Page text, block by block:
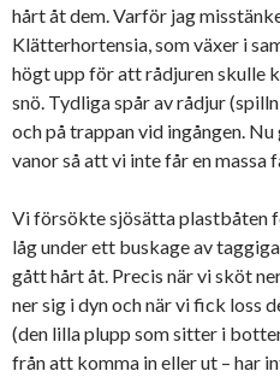
hårt åt dem. Varför jag
Klätterhortensia, som växer i
högt upp för att rådjuren skulle
snö. Tydliga spår av rådjur
och på trappan vid ingången.
vanor så att vi inte får en massa
Vi försökte sjösätta plastbåten
låg under ett buskage av
gått hårt åt. Precis när vi sköt
ner sig i dyn och när vi fick loss
(den lilla plupp som sitter i
från att komma in eller ut – har